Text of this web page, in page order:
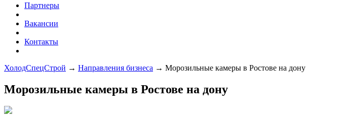
Партнеры
Вакансии
Контакты
ХолодСпецСтрой → Направления бизнеса → Морозильные камеры в Ростове на дону
Морозильные камеры в Ростове на дону